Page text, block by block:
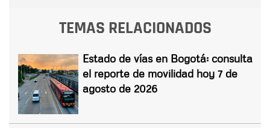
TEMAS RELACIONADOS
Estado de vías en Bogotá: consulta
el reporte de movilidad hoy 7 de
agosto de 2026